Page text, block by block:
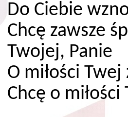
Do Ciebie
Chcę zawsze
Twojej, Panie
O miłości
Chcę o